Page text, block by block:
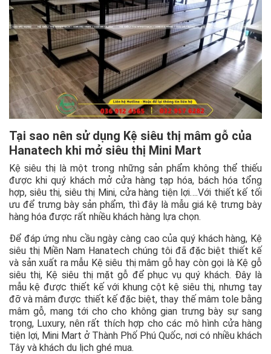
Tại sao nên sử dụng Kệ siêu thị mâm gỗ của
Hanatech khi mở siêu thị Mini Mart
Kệ siêu thị là một trong những sản phẩm không thể thiếu
được khi quý khách mở cửa hàng tạp hóa, bách hóa tổng
hợp, siêu thị, siêu thị Mini, cửa hàng tiện lợi….Với thiết kế tối
ưu để trưng bày sản phẩm, thì đây là mẫu giá kệ trưng bày
hàng hóa được rất nhiều khách hàng lựa chọn.
Để đáp ứng nhu cầu ngày càng cao của quý khách hàng, Kệ
siêu thị Miền Nam Hanatech chúng tôi đã đặc biệt thiết kế
và sản xuất ra mẫu Kệ siêu thị mâm gỗ hay còn gọi là Kệ gỗ
siêu thị, Kệ siêu thị mặt gỗ để phục vụ quý khách. Đây là
mẫu kệ được thiết kế với khung cột kệ siêu thị, nhưng tay
đỡ và mâm được thiết kế đặc biệt, thay thế mâm tole bằng
mâm gỗ, mang tới cho cho không gian trưng bày sự sang
trọng, Luxury, nên rất thích hợp cho các mô hình cửa hàng
tiện lợi, Mini Mart ở Thành Phố Phú Quốc, nơi có nhiều khách
Tây và khách du lịch ghé mua.